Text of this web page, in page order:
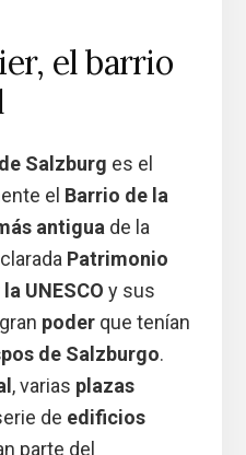
el barrio
Salzburg es el
el Barrio de la
antiguade la
Patrimonio
UNESCO y sus
poderque tenían
de Salzburgo.
, varias plazas
de edificios
parte del